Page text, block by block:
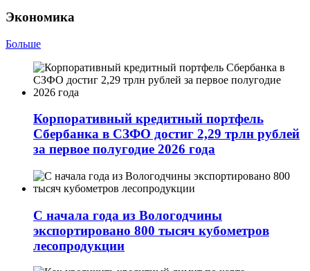
Экономика
Больше
Корпоративный кредитный портфель
Сбербанка в СЗФО достиг 2,29 трлн рублей
за первое полугодие 2026 года
С начала года из Вологодчины
экспортировано 800 тысяч кубометров
лесопродукции